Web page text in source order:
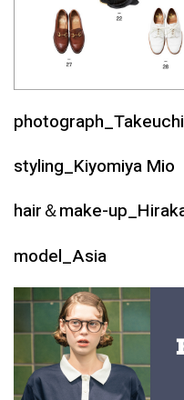
styling_Kiyomiya Mio
hair＆make-
model_Asia